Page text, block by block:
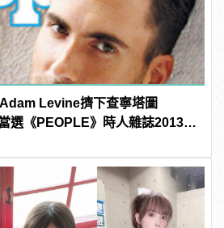
Levine擠下查寧塔圖
選《PEOPLE》時人雜誌2013年